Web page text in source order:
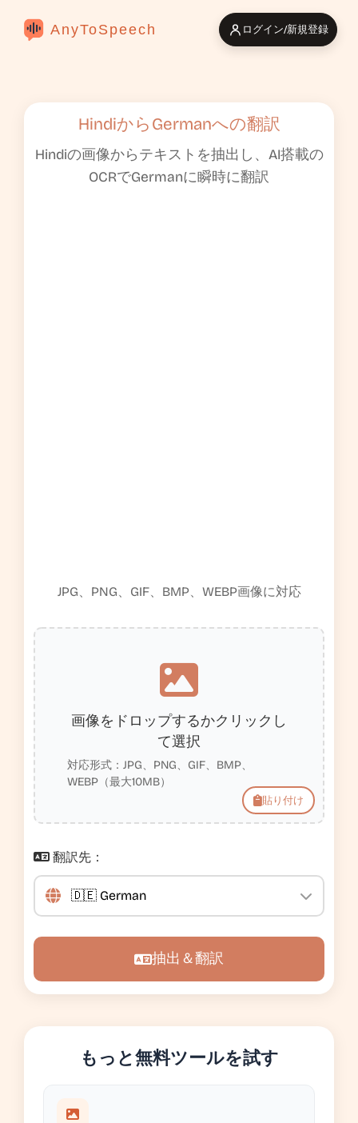
AnyToSpeech ログイン/新規登録
HindiからGermanへの翻訳
Hindiの画像からテキストを抽出し、AI搭載の
OCRでGermanに瞬時に翻訳
JPG、PNG、GIF、BMP、WEBP画像に対応
画像をドロップするかクリックし
て選択
対応形式：JPG、PNG、GIF、BMP、
WEBP（最大10MB）
貼り付け
翻訳先：
抽出＆翻訳
もっと無料ツールを試す